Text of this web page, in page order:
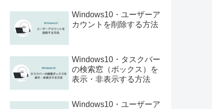
Windows10・ユーザーア
カウントを削除する方法
Windows10・タスクバー
の検索窓（ボックス）を
表示・非表示する方法
Windows10・ユーザーア